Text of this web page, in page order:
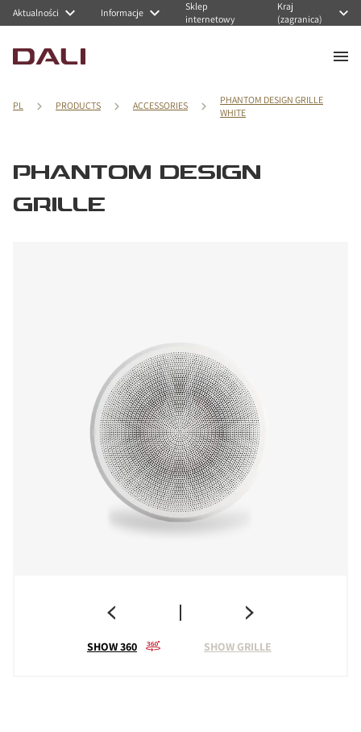
Aktualności Informacje
Sklep
internetowy
Kraj
(zagranica)
PL PRODUCTS ACCESSORIES
PHANTOM DESIGN GRILLE
WHITE
PHANTOM DESIGN
GRILLE
SHOW 360 SHOW GRILLE